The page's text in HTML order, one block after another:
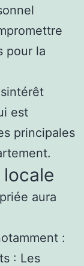
pour la
est
principales
locale
aura
:
: Les